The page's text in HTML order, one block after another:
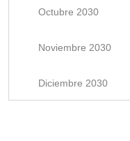
Octubre 2030
Noviembre 2030
Diciembre 2030